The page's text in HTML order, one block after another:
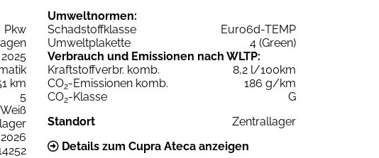
Pkw
km
5
Weiß
Umweltnormen:
Schadstoffklasse
Euro6d-TEMP
Umweltplakette
4 (Green)
Verbrauch und Emissionen nach WLTP:
Kraftstoffverbr. komb.
8,2 l/100km
CO2-Emissionen komb.
186 g/km
CO2-Klasse
G
Standort
Zentrallager
Details zum Cupra Ateca anzeigen